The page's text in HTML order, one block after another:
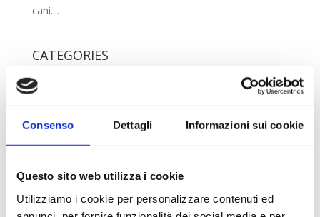
Consenso Dettagli Informazioni sui cookie
Questo sito web utilizza i cookie
Utilizziamo i cookie per personalizzare contenuti ed
cani....
CATEGORIES
Attività
Online
(1)
cani consulenza online corsi a distanza
educazione cinofila
incontri a distanzo
incontri online